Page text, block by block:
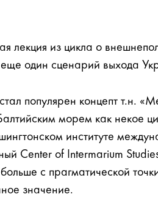
лекция из цикла о
один сценарий выхода
популярен концепт т.н.
морем как некое
институте
Center of Intermarium
с прагматической
значение.